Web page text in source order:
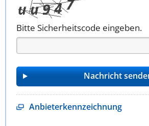
Bitte Sicherheitscode eingeben.
Anbieterkennzeichnung